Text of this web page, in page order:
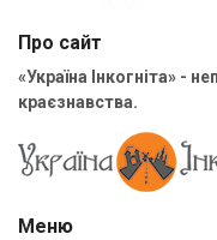
Про сайт
«Україна Інкогніта» -
краєзнавства.
Меню